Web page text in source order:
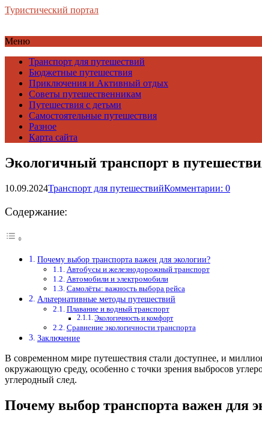
Туристический портал
Меню
Транспорт для путешествий
Бюджетные путешествия
Приключения и Активный отдых
Советы путешественникам
Путешествия с детьми
Самостоятельные путешествия
Разное
Карта сайта
Экологичный транспорт в
10.09.2024Транспорт для путешествийКомментарии: 0
Содержание:
Почему выбор транспорта важен для экологии?
Автобусы и железнодорожный транспорт
Автомобили и электромобили
Самолёты: важность выбора рейса
Альтернативные методы путешествий
Плавание и водный транспорт
Экологичность и комфорт
Сравнение экологичности транспорта
Заключение
В современном мире путешествия стали доступнее, и
окружающую среду, особенно с точки зрения выбросов
углеродный след.
Почему выбор транспорта важен для